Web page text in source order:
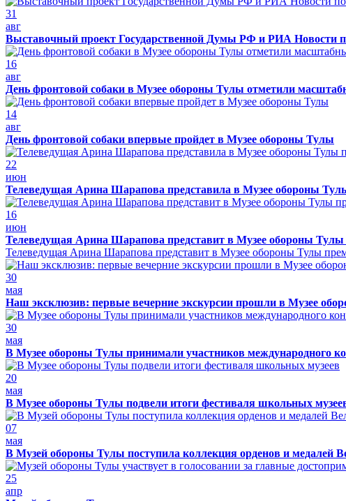
31
авг
Выставочный проект Государственной Думы РФ и РИА Новости
16
авг
День фронтовой собаки в Музее обороны Тулы отметили
14
авг
День фронтовой собаки впервые пройдет в Музее обороны Тулы
22
июн
Телеведущая Арина Шарапова представила в Музее обороны
16
июн
Телеведущая Арина Шарапова представит в Музее обороны Тулы
Телеведущая Арина Шарапова представит в Музее обороны Тулы
30
мая
Наш эксклюзив: первые вечерние экскурсии прошли в Музее
30
мая
В Музее обороны Тулы принимали участников международного
20
мая
В Музее обороны Тулы подвели итоги фестиваля школьных
07
мая
В Музей обороны Тулы поступила коллекция орденов и медалей
25
апр